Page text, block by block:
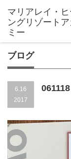
ブログ
6.16
2017
061118